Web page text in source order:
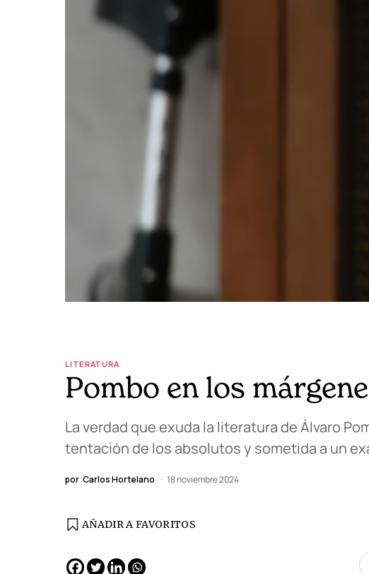
LITERATURA
Pombo en los
La verdad que exuda la literatura de Álvaro
tentación de los absolutos y sometida a un
por Carlos Hortelano 18 noviembre 2024
AÑADIR A FAVORITOS